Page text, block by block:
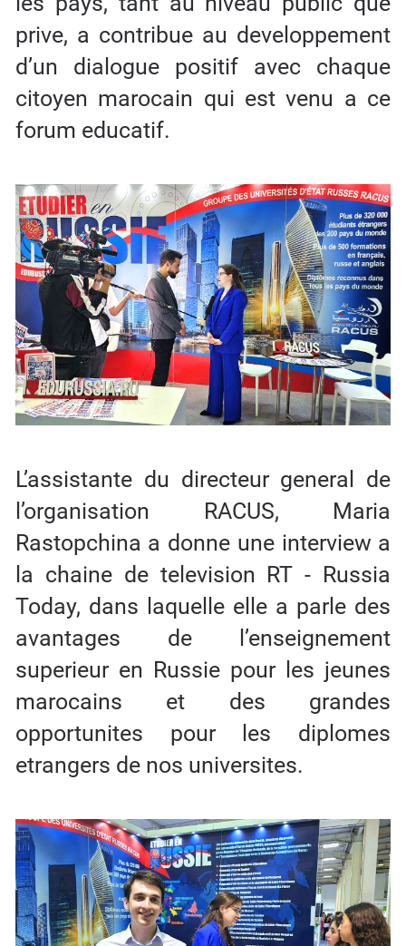
prive, a contribue au developpement
d’un dialogue positif avec chaque
citoyen marocain qui est venu a ce
forum educatif.
L’assistante du directeur general de
l’organisation RACUS, Maria
Rastopchina a donne une interview a
la chaine de television RT - Russia
Today, dans laquelle elle a parle des
avantages de l’enseignement
superieur en Russie pour les jeunes
marocains et des grandes
opportunites pour les diplomes
etrangers de nos universites.